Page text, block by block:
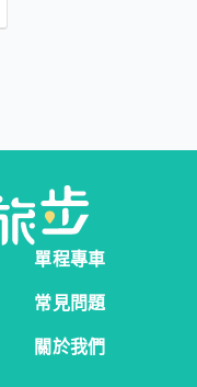
單程專車
常見問題
關於我們